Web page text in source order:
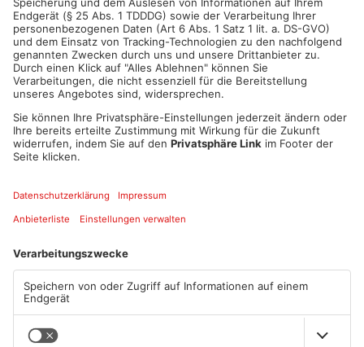
ANZEIGE
Mehr aus
Primaveraland